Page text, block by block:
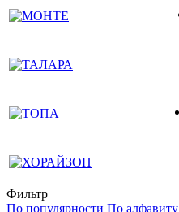
Фильтр
По популярности По алфавиту